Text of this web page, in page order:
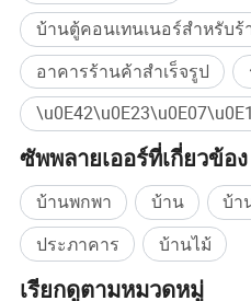
บ้านตู้คอนเทนเนอร์สำหรับร้
อาคารร้านค้าสำเร็จรูป
ซัพพลายเออร์ที่เกี่ยวข้อง
บ้านพกพา บ้าน บ้า
ประภาคาร
บ้านไม้
เรียกดูตามหมวดหมู่